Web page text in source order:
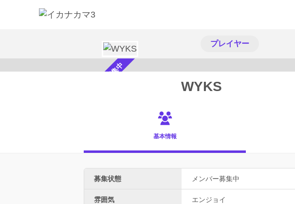
プレイヤー
メンバー募集中 WYKS
基本情報
募集状態 メンバー募集中
雰囲気 エンジョイ